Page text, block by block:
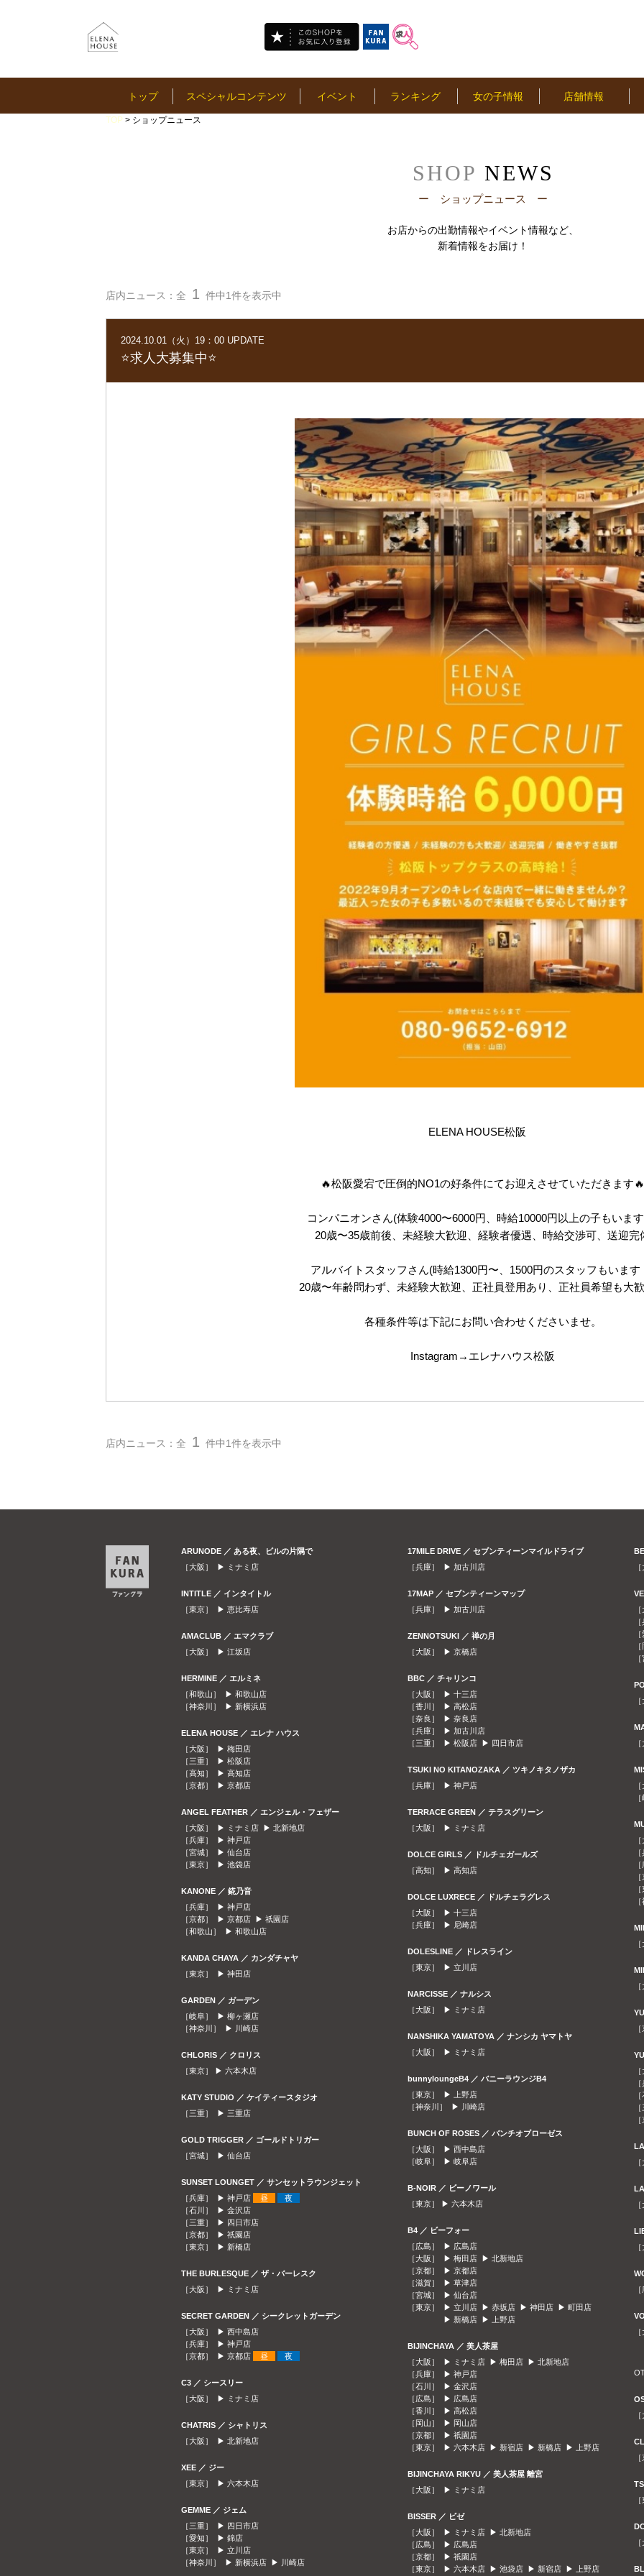
トップ スペシャルコンテンツ イベント ランキング 女の子情報 店舗情報
TOP > ショップニュース
SHOP NEWS
ー ショップニュース ー
お店からの出勤情報やイベント情報など、
新着情報をお届け！
店内ニュース：全 1 件中1件を表示中
2024.10.01（火）19：00 UPDATE
⭐️求人大募集中⭐️
ELENA HOUSE松阪
🔥松阪愛宕で圧倒的NO1の好条件にてお迎えさせていただきます🔥
コンパニオンさん(体験4000〜6000円、時給10000円以上の子もいま
20歳〜35歳前後、未経験大歓迎、経験者優遇、時給交渉可、送迎完
アルバイトスタッフさん(時給1300円〜、1500円のスタッフもいます
20歳〜年齢問わず、未経験大歓迎、正社員登用あり、正社員希望も大歓
各種条件等は下記にお問い合わせくださいませ。
Instagram→エレナハウス松阪
店内ニュース：全 1 件中1件を表示中
ARUNODE ／ ある夜、ビルの片隅で
［大阪］ ▶
ミナミ店
INTITLE ／ インタイトル
［東京］ ▶ 恵比寿店
AMACLUB ／ エマクラブ
［大阪］ ▶ 江坂店
HERMINE ／ エルミネ
［和歌山］ ▶ 和歌山店
［神奈川］ ▶ 新横浜店
ELENA HOUSE ／ エレナ ハウス
［大阪］ ▶ 梅田店
［三重］ ▶ 松阪店
［高知］ ▶ 高知店
［京都］ ▶ 京都店
ANGEL FEATHER ／ エンジェル・フェザー
［大阪］ ▶
ミナミ店 ▶ 北新地店
［兵庫］ ▶ 神戸店
［宮城］ ▶ 仙台店
［東京］ ▶ 池袋店
KANONE ／ 錵乃音
［兵庫］ ▶ 神戸店
［京都］ ▶ 京都店 ▶ 祇園店
［和歌山］ ▶ 和歌山店
KANDA CHAYA ／ カンダチャヤ
［東京］ ▶ 神田店
GARDEN ／ ガーデン
［岐阜］ ▶ 柳ヶ瀬店
［神奈川］ ▶
川崎店
CHLORIS ／ クロリス
［東京］ ▶ 六本木店
KATY STUDIO ／ ケイティースタジオ
［三重］ ▶ 三重店
GOLD TRIGGER ／ ゴールドトリガー
［宮城］ ▶ 仙台店
SUNSET LOUNGET ／ サンセットラウンジェット
［兵庫］ ▶ 神戸店 昼
夜
［石川］ ▶ 金沢店
［三重］ ▶ 四日市店
［京都］ ▶ 祇園店
［東京］ ▶ 新橋店
THE BURLESQUE ／ ザ・バーレスク
［大阪］ ▶
ミナミ店
SECRET GARDEN ／ シークレットガーデン
［大阪］ ▶ 西中島店
［兵庫］ ▶ 神戸店
［京都］ ▶ 京都店 昼 夜
C3 ／ シースリー
［大阪］ ▶
ミナミ店
CHATRIS ／ シャトリス
［大阪］ ▶ 北新地店
XEE ／ ジー
［東京］ ▶ 六本木店
GEMME ／ ジェム
［三重］ ▶ 四日市店
［愛知］ ▶ 錦店
［東京］ ▶ 立川店
［神奈川］ ▶ 新横浜店 ▶ 川崎店
17MILE DRIVE ／ セブンティーンマイルドライブ
［兵庫］ ▶ 加古川店
17MAP ／ セブンティーンマップ
［兵庫］ ▶ 加古川店
ZENNOTSUKI ／ 禅の月
［大阪］ ▶ 京橋店
BBC ／ チャリンコ
［大阪］ ▶ 十三店
［香川］ ▶ 高松店
［奈良］ ▶ 奈良店
［兵庫］ ▶ 加古川店
［三重］ ▶ 松阪店 ▶ 四日市店
TSUKI NO KITANOZAKA ／ ツキノキタノザカ
［兵庫］ ▶ 神戸店
TERRACE GREEN ／ テラスグリーン
［大阪］ ▶
ミナミ店
DOLCE GIRLS ／ ドルチェガールズ
［高知］ ▶ 高知店
DOLCE LUXRECE ／ ドルチェラグレス
［大阪］ ▶ 十三店
［兵庫］ ▶ 尼崎店
DOLESLINE ／ ドレスライン
［東京］ ▶ 立川店
NARCISSE ／ ナルシス
［大阪］ ▶
ミナミ店
NANSHIKA YAMATOYA ／ ナンシカ ヤマトヤ
［大阪］ ▶
ミナミ店
bunnyloungeB4 ／ バニーラウンジB4
［東京］ ▶
上野店
［神奈川］ ▶
川崎店
BUNCH OF ROSES ／ バンチオブローゼス
［大阪］ ▶ 西中島店
［岐阜］ ▶ 岐阜店
B-NOIR ／ ビーノワール
［東京］ ▶ 六本木店
B4 ／ ビーフォー
［広島］ ▶ 広島店
［大阪］ ▶ 梅田店 ▶ 北新地店
［京都］ ▶ 京都店
［滋賀］ ▶ 草津店
［宮城］ ▶ 仙台店
［東京］ ▶ 立川店 ▶ 赤坂店 ▶ 神田店 ▶ 町田店
▶ 新橋店 ▶ 上野店
BIJINCHAYA ／ 美人茶屋
［大阪］ ▶
ミナミ店 ▶ 梅田店 ▶ 北新地店
［兵庫］ ▶ 神戸店
［石川］ ▶ 金沢店
［広島］ ▶ 広島店
［香川］ ▶ 高松店
［岡山］ ▶ 岡山店
［京都］ ▶ 祇園店
［東京］ ▶ 六本木店 ▶ 新宿店 ▶ 新橋店 ▶ 上野店
BIJINCHAYA RIKYU ／ 美人茶屋 離宮
［大阪］ ▶
ミナミ店
BISSER ／ ビゼ
［大阪］ ▶
ミナミ店 ▶ 北新地店
［広島］ ▶ 広島店
［京都］ ▶ 祇園店
［東京］ ▶ 六本木店 ▶ 池袋店 ▶ 新宿店 ▶ 上野店